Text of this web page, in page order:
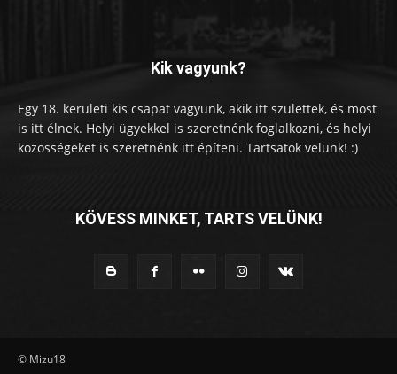
Kik vagyunk?
Egy 18. kerületi kis csapat vagyunk, akik itt születtek, és most
is itt élnek. Helyi ügyekkel is szeretnénk foglalkozni, és helyi
közösségeket is szeretnénk itt építeni. Tartsatok velünk! :)
KÖVESS MINKET, TARTS VELÜNK!
© Mizu18